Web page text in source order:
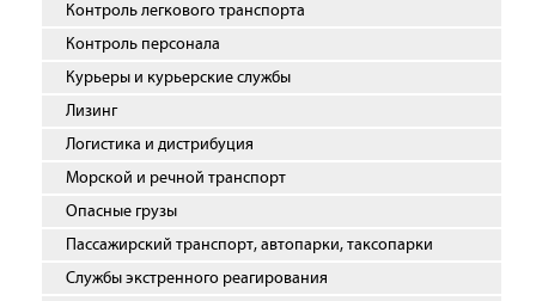
Контроль легкового транспорта
Контроль персонала
Курьеры и курьерские службы
Лизинг
Логистика и дистрибуция
Морской и речной транспорт
Опасные грузы
Пассажирский транспорт, автопарки, таксопарки
Службы экстренного реагирования